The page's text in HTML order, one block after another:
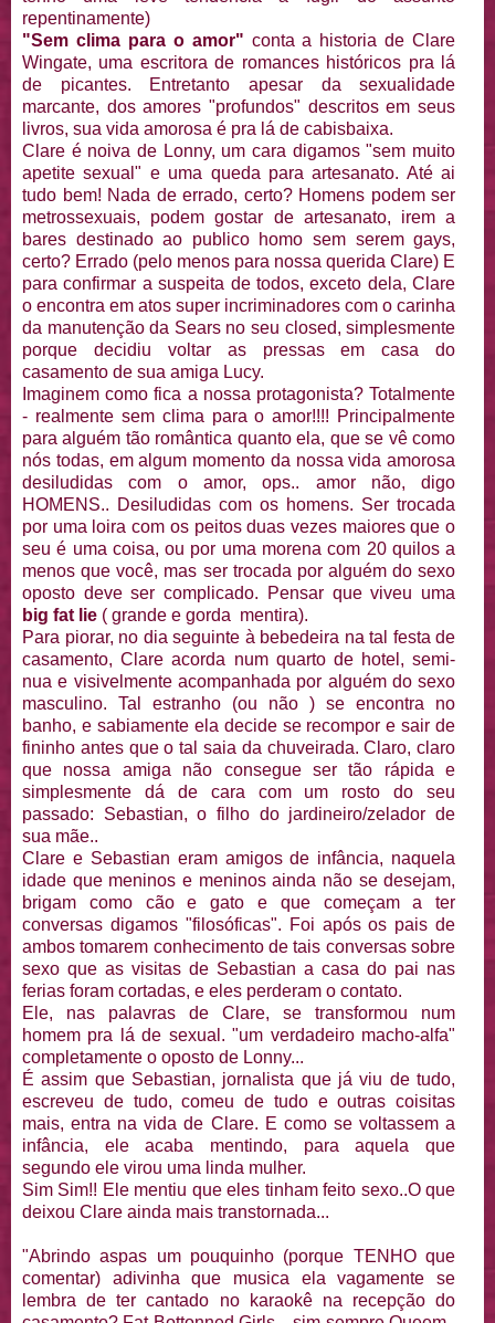
repentinamente)
"Sem clima para o amor" conta a historia de Clare
Wingate, uma escritora de romances históricos pra lá
de picantes. Entretanto apesar da sexualidade
marcante, dos amores "profundos" descritos em seus
livros, sua vida amorosa é pra lá de cabisbaixa.
Clare é noiva de Lonny, um cara digamos "sem muito
apetite sexual" e uma queda para artesanato. Até ai
tudo bem! Nada de errado, certo? Homens podem ser
metrossexuais, podem gostar de artesanato, irem a
bares destinado ao publico homo sem serem gays,
certo? Errado (pelo menos para nossa querida Clare) E
para confirmar a suspeita de todos, exceto dela, Clare
o encontra em atos super incriminadores com o carinha
da manutenção da Sears no seu closed, simplesmente
porque decidiu voltar as pressas em casa do
casamento de sua amiga Lucy.
Imaginem como fica a nossa protagonista? Totalmente
- realmente sem clima para o amor!!!! Principalmente
para alguém tão romântica quanto ela, que se vê como
nós todas, em algum momento da nossa vida amorosa
desiludidas com o amor, ops.. amor não, digo
HOMENS.. Desiludidas com os homens. Ser trocada
por uma loira com os peitos duas vezes maiores que o
seu é uma coisa, ou por uma morena com 20 quilos a
menos que você, mas ser trocada por alguém do sexo
oposto deve ser complicado. Pensar que viveu uma
big fat lie ( grande e gorda mentira).
Para piorar, no dia seguinte à bebedeira na tal festa de
casamento, Clare acorda num quarto de hotel, semi-
nua e visivelmente acompanhada por alguém do sexo
masculino. Tal estranho (ou não ) se encontra no
banho, e sabiamente ela decide se recompor e sair de
fininho antes que o tal saia da chuveirada. Claro, claro
que nossa amiga não consegue ser tão rápida e
simplesmente dá de cara com um rosto do seu
passado: Sebastian, o filho do jardineiro/zelador de
sua mãe..
Clare e Sebastian eram amigos de infância, naquela
idade que meninos e meninos ainda não se desejam,
brigam como cão e gato e que começam a ter
conversas digamos "filosóficas". Foi após os pais de
ambos tomarem conhecimento de tais conversas sobre
sexo que as visitas de Sebastian a casa do pai nas
ferias foram cortadas, e eles perderam o contato.
Ele, nas palavras de Clare, se transformou num
homem pra lá de sexual. "um verdadeiro macho-alfa"
completamente o oposto de Lonny...
É assim que Sebastian, jornalista que já viu de tudo,
escreveu de tudo, comeu de tudo e outras coisitas
mais, entra na vida de Clare. E como se voltassem a
infância, ele acaba mentindo, para aquela que
segundo ele virou uma linda mulher.
Sim Sim!! Ele mentiu que eles tinham feito sexo..O que
deixou Clare ainda mais transtornada...
"Abrindo aspas um pouquinho (porque TENHO que
comentar) adivinha que musica ela vagamente se
lembra de ter cantado no karaokê na recepção do